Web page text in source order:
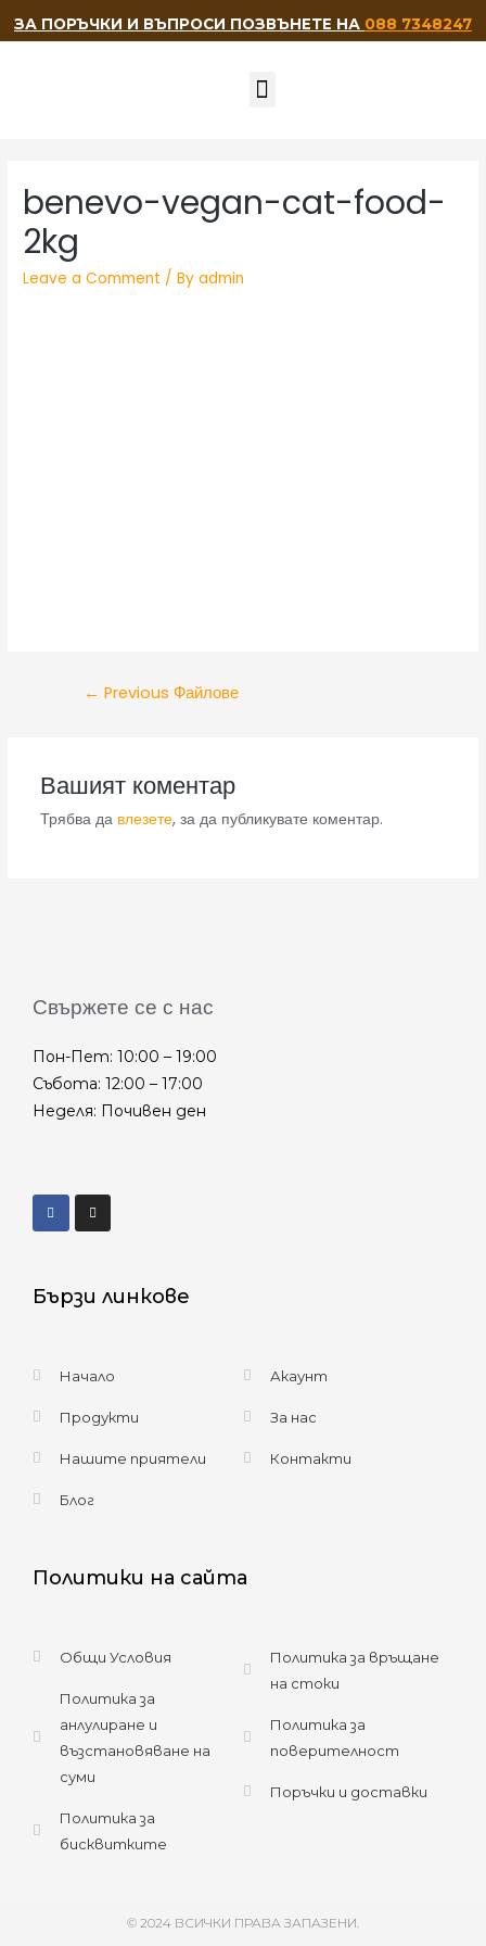
ЗА ПОРЪЧКИ И ВЪПРОСИ ПОЗВЪНЕТЕ НА 088 7348247
benevo-vegan-cat-food-
2kg
Leave a Comment / Byadmin
← Previous Файлове
Вашият коментар
Трябва да влезете, за да публикувате коментар.
Свържете се с нас
Пон-Пет: 10:00 – 19:00
Събота: 12:00 – 17:00
Неделя: Почивен ден
Бързи линкове
Начало
Продукти
Нашите приятели
Блог
Акаунт
За нас
Контакти
Политики на сайта
Общи Условия
Политика за
анлулиране и
възстановяване на
суми
Политика за
бисквитките
Политика за връщане
на стоки
Политика за
поверителност
Поръчки и доставки
© 2024 ВСИЧКИ ПРАВА ЗАПАЗЕНИ.